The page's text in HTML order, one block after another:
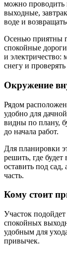
можно проводить
выходные,
воде и
Осенью приятны
спокойные
и электричество:
снегу и
Окружение
Рядом
удобно для
видны по плану,
до начала работ.
Для планировки
решить, где будет
оставить под сад,
часть.
Кому стоит
Участок
спокойных
удобным для
привычек.